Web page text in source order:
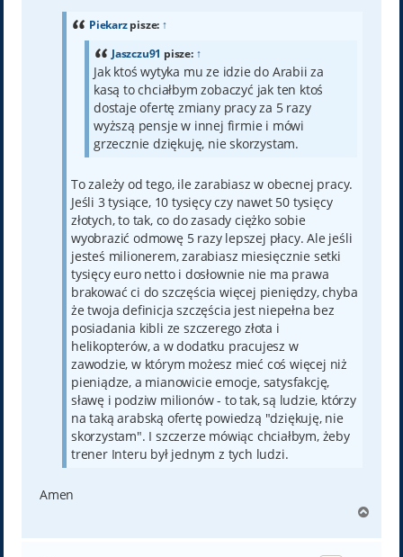
Piekarzpisze: ↑
Jaszczu91 pisze: ↑
Jak ktoś wytyka mu ze idzie do Arabii za
kasą to chciałbym zobaczyć jak ten ktoś
dostaje ofertę zmiany pracy za 5 razy
wyższą pensje w innej firmie i mówi
grzecznie dziękuję, nie skorzystam.
To zależy od tego, ile zarabiasz w obecnej pracy.
Jeśli 3 tysiące, 10 tysięcy czy nawet 50 tysięcy
złotych, to tak, co do zasady ciężko sobie
wyobrazić odmowę 5 razy lepszej płacy. Ale jeśli
jesteś milionerem, zarabiasz miesięcznie setki
tysięcy euro netto i dosłownie nie ma prawa
brakować ci do szczęścia więcej pieniędzy, chyba
że twoja definicja szczęścia jest niepełna bez
posiadania kibli ze szczerego złota i
helikopterów, a w dodatku pracujesz w
zawodzie, w którym możesz mieć coś więcej niż
pieniądze, a mianowicie emocje, satysfakcję,
sławę i podziw milionów - to tak, są ludzie, którzy
na taką arabską ofertę powiedzą "dziękuję, nie
skorzystam". I szczerze mówiąc chciałbym, żeby
trener Interu był jednym z tych ludzi.
Amen
g